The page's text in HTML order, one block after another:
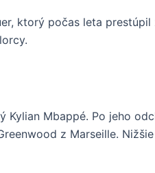
ktorý počas leta
Mbappé. Po jeho
z Marseille.